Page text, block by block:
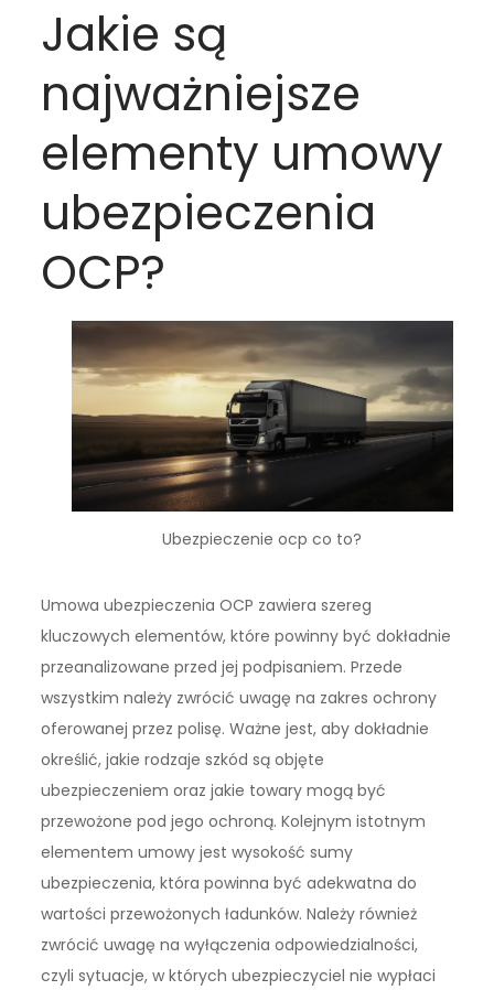
Jakie są
najważniejsze
elementy umowy
ubezpieczenia
OCP?
Ubezpieczenie ocp co to?
Umowa ubezpieczenia OCP zawiera szereg
kluczowych elementów, które powinny być dokładnie
przeanalizowane przed jej podpisaniem. Przede
wszystkim należy zwrócić uwagę na zakres ochrony
oferowanej przez polisę. Ważne jest, aby dokładnie
określić, jakie rodzaje szkód są objęte
ubezpieczeniem oraz jakie towary mogą być
przewożone pod jego ochroną. Kolejnym istotnym
elementem umowy jest wysokość sumy
ubezpieczenia, która powinna być adekwatna do
wartości przewożonych ładunków. Należy również
zwrócić uwagę na wyłączenia odpowiedzialności,
czyli sytuacje, w których ubezpieczyciel nie wypłaci